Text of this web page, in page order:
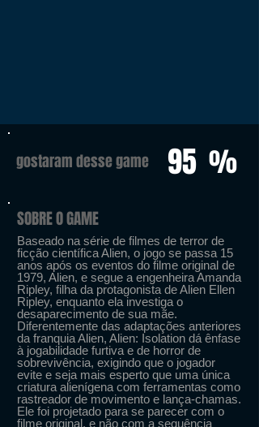
gostaram desse game 95 %
SOBRE O GAME
Baseado na série de filmes de terror de
ficção científica Alien, o jogo se passa 15
anos após os eventos do filme original de
1979, Alien, e segue a engenheira Amanda
Ripley, filha da protagonista de Alien Ellen
Ripley, enquanto ela investiga o
desaparecimento de sua mãe.
Diferentemente das adaptações anteriores
da franquia Alien, Alien: Isolation dá ênfase
à jogabilidade furtiva e de horror de
sobrevivência, exigindo que o jogador
evite e seja mais esperto que uma única
criatura alienígena com ferramentas como
rastreador de movimento e lança-chamas.
Ele foi projetado para se parecer com o
filme original, e não com a sequência